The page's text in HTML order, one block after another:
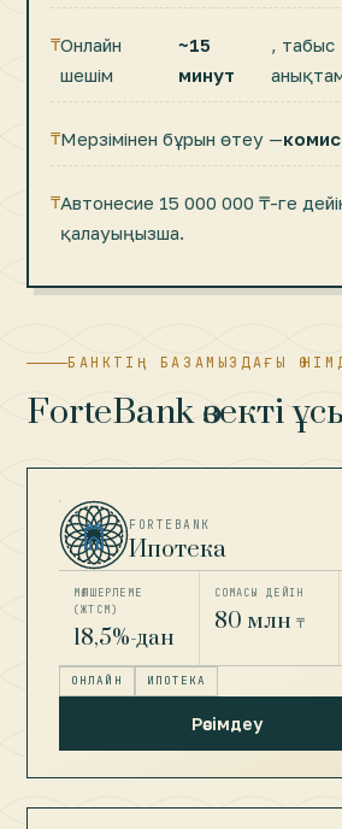
Онлайн
шешім
~15
минут
, табыс
Мерзімінен бұрын өтеу —
Автонесие 15 000 000 ₸-ге
қалауыңызша.
БАНКТІҢ БАЗАМЫЗДАҒЫ
ForteBank өзекті
FORTEBANK
Ипотека
МӨЛШЕРЛЕМЕ
(ЖТСМ)
18,5%-дан
СОМАСЫ ДЕЙІН
80 млн ₸
ОНЛАЙН ИПОТЕКА
Рәсімдеу